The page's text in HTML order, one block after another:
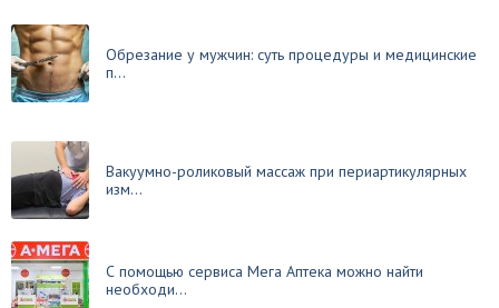
Обрезание у мужчин: суть процедуры и медицинские
п...
Вакуумно-роликовый массаж при периартикулярных
изм...
С помощью сервиса Мега Аптека можно найти
необходи...